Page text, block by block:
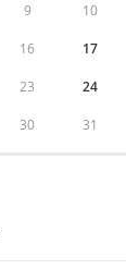
9 10
16 17
23 24
30 31